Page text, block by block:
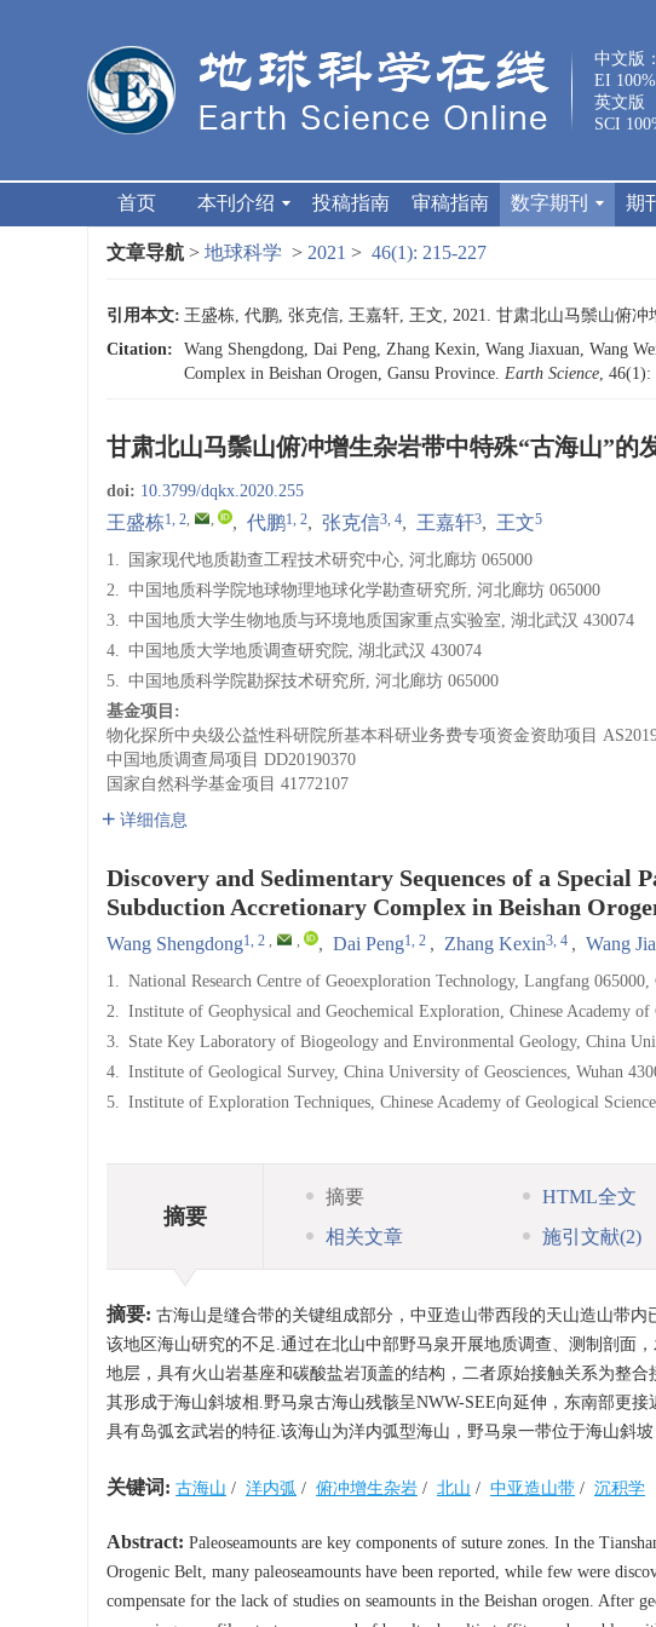
中文版：
EI
英文版
SCI
首页 本刊介绍 投稿指南 审稿指南 数字期刊 期
文章导航 > 地球科学 > 2021 > 46(1): 215-227
引用本文: 王盛栋, 代鹏, 张克信, 王嘉轩, 王文, 2021. 甘肃北山马鬃山俯
Citation:
Wang Shengdong, Dai Peng, Zhang Kexin, Wang Jiaxuan, Wang
Complex in Beishan Orogen, Gansu Province. Earth Science, 46(1):
甘肃北山马鬃山俯冲增生杂岩带中特殊“古海山”的
doi: 10.3799/dqkx.2020.255
王盛栋1, 2, , , 代鹏1, 2, 张克信3, 4, 王嘉轩3, 王文5
1.
国家现代地质勘查工程技术研究中心, 河北廊坊 065000
2. 中国地质科学院地球物理地球化学勘查研究所, 河北廊坊 065000
3. 中国地质大学生物地质与环境地质国家重点实验室, 湖北武汉 430074
4. 中国地质大学地质调查研究院, 湖北武汉 430074
5. 中国地质科学院勘探技术研究所, 河北廊坊 065000
基金项目:
物化探所中央级公益性科研院所基本科研业务费专项资金资助项目
中国地质调查局项目 DD20190370
国家自然科学基金项目 41772107
详细信息
Discovery and Sedimentary Sequences of a Special
Subduction Accretionary Complex in Beishan
Wang Shengdong1, 2 , , , Dai Peng1, 2 , Zhang Kexin3, 4 , Wang
1. National Research Centre of Geoexploration Technology, Langfang 065000,
2. Institute of Geophysical and Geochemical Exploration, Chinese Academy
3. State Key Laboratory of Biogeology and Environmental Geology, China
4. Institute of Geological Survey, China University of Geosciences, Wuhan
5. Institute of Exploration Techniques, Chinese Academy of Geological
摘要
摘要 HTML全文
相关文章
施引文献(2)
摘要: 古海山是缝合带的关键组成部分，中亚造山带西段的天山造山带
该地区海山研究的不足.通过在北山中部野马泉开展地质调查、测制剖面
地层，具有火山岩基座和碳酸盐岩顶盖的结构，二者原始接触关系为整
其形成于海山斜坡相.野马泉古海山残骸呈NWW-SEE向延伸，东南部更
具有岛弧玄武岩的特征.该海山为洋内弧型海山，野马泉一带位于海山斜
关键词: 古海山 / 洋内弧 / 俯冲增生杂岩 / 北山 / 中亚造山带 / 沉积学
Abstract: Paleoseamounts are key components of suture zones. In the
Orogenic Belt, many paleoseamounts have been reported, while few were
compensate for the lack of studies on seamounts in the Beishan orogen. After